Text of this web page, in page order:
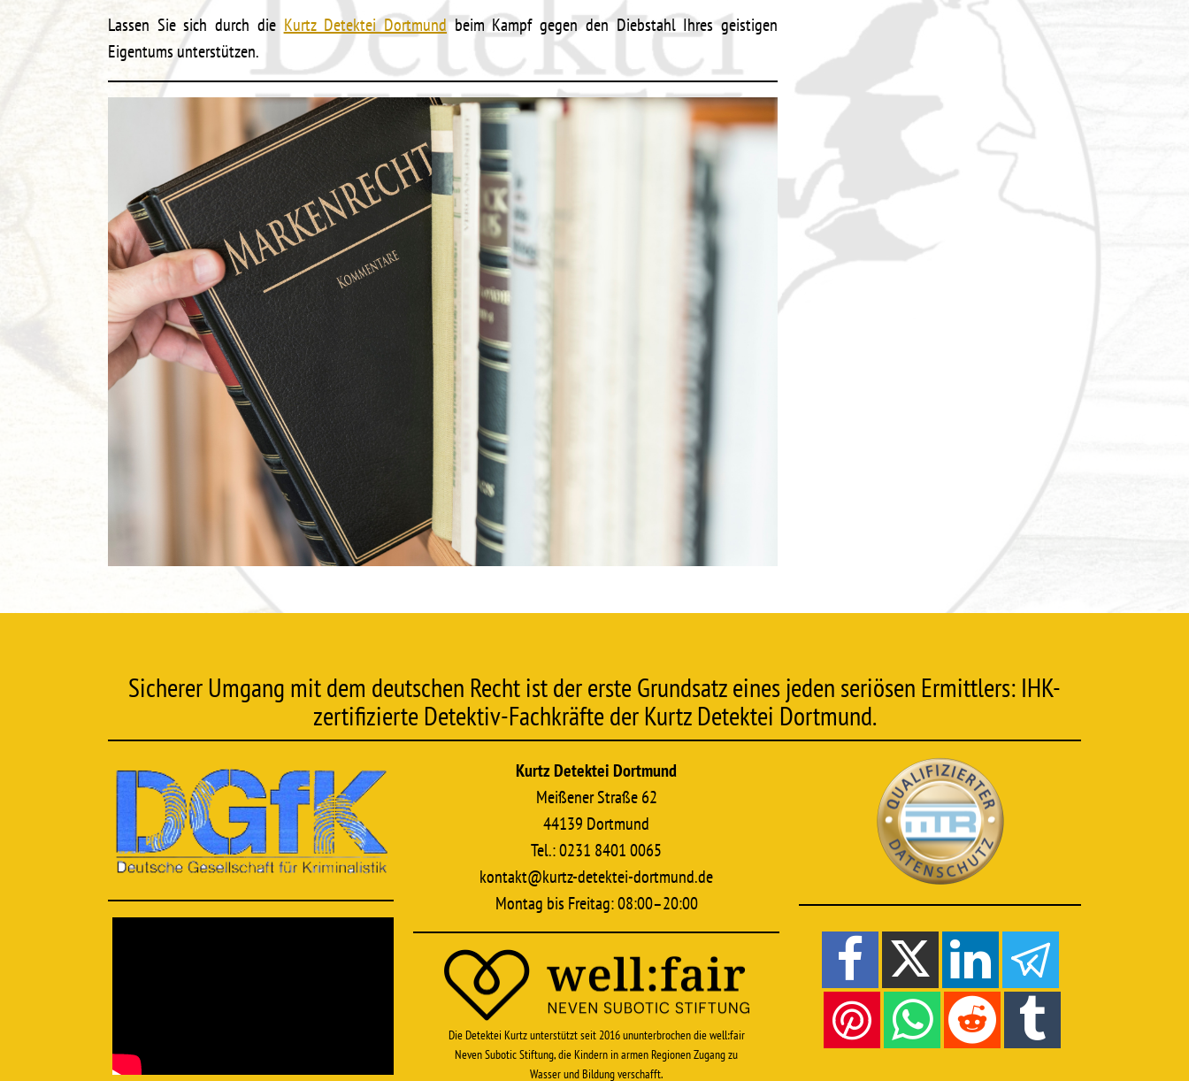
Lassen Sie sich durch die Kurtz Detektei Dortmundbeim Kampf gegen den Diebstahl Ihres geistigen
Eigentums unterstützen.
Sicherer Umgang mit dem deutschen Recht ist der erste Grundsatz eines jeden seriösen Ermittlers: IHK-
zertifizierte Detektiv-Fachkräfte der Kurtz Detektei Dortmund.
Kurtz Detektei Dortmund
Meißener Straße 62
44139 Dortmund
Tel.: 0231 8401 0065
kontakt@kurtz-detektei-dortmund.de
Montag bis Freitag: 08:00–20:00
Die Detektei Kurtz unterstützt seit 2016 ununterbrochen die well:fair
Neven Subotic Stiftung, die Kindern in armen Regionen Zugang zu
Wasser und Bildung verschafft.